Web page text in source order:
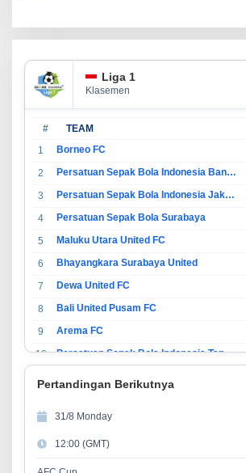
Liga 1
Klasemen
# TEAM
1 Borneo FC
2
Persatuan Sepak Bola Indonesia Bandung
3
Persatuan Sepak Bola Indonesia Jakarta
4
Persatuan Sepak Bola Surabaya
5
Maluku Utara United FC
6
Bhayangkara Surabaya United
7
Dewa United FC
8
Bali United Pusam FC
9
Arema FC
10
Persatuan Sepak Bola Indonesia Tangerang
13
14
Madura United FC
15
Persatuan Sepakbola Makassar
Pertandingan Berikutnya
31/8 Monday
12:00 (GMT)